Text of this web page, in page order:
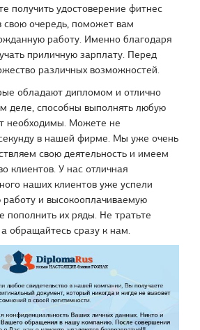
получить удостоверение фитнес
свою очередь, поможет вам
работу. Именно благодаря
приличную зарплату. Перед
различных возможностей.
обладают дипломом и отлично
деле, способны выполнять любую
необходимы. Можете не
в нашей фирме. Мы уже очень
свою деятельность и имеем
клиентов. У нас отличная
наших клиентов уже успели
и высокооплачиваемую
пополнить их ряды. Не тратьте
обращайтесь сразу к нам.